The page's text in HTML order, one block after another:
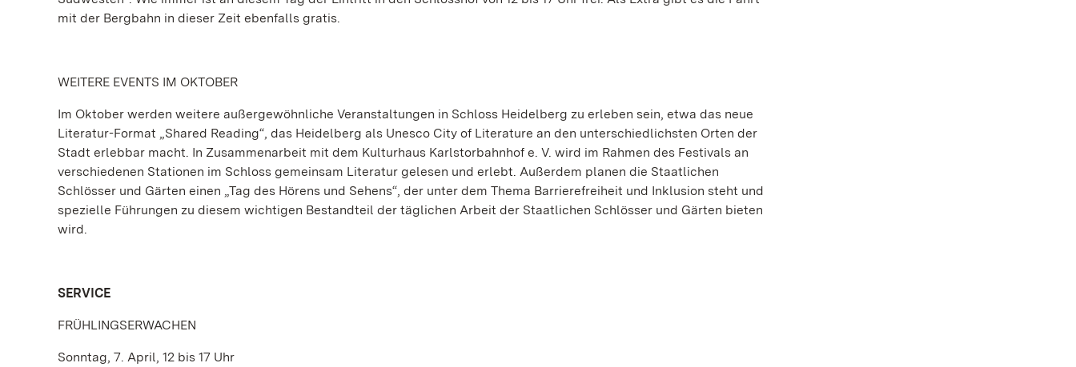
mit der Bergbahn in dieser Zeit ebenfalls gratis.
WEITERE EVENTS IM OKTOBER
Im Oktober werden weitere außergewöhnliche Veranstaltungen in Schloss Heidelberg zu erleben sein, etwa das neue
Literatur-Format „Shared Reading“, das Heidelberg als Unesco City of Literature an den unterschiedlichsten Orten der
Stadt erlebbar macht. In Zusammenarbeit mit dem Kulturhaus Karlstorbahnhof e. V. wird im Rahmen des Festivals an
verschiedenen Stationen im Schloss gemeinsam Literatur gelesen und erlebt. Außerdem planen die Staatlichen
Schlösser und Gärten einen „Tag des Hörens und Sehens“, der unter dem Thema Barrierefreiheit und Inklusion steht und
spezielle Führungen zu diesem wichtigen Bestandteil der täglichen Arbeit der Staatlichen Schlösser und Gärten bieten
wird.
SERVICE
FRÜHLINGSERWACHEN
Sonntag, 7. April, 12 bis 17 Uhr